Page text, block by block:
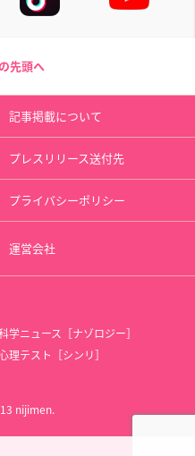
先頭へ
記事掲載について
プレスリリース送付先
プライバシーポリシー
運営会社
学ニュース［ナゾロジー］
理テスト［シンリ］
nijimen.